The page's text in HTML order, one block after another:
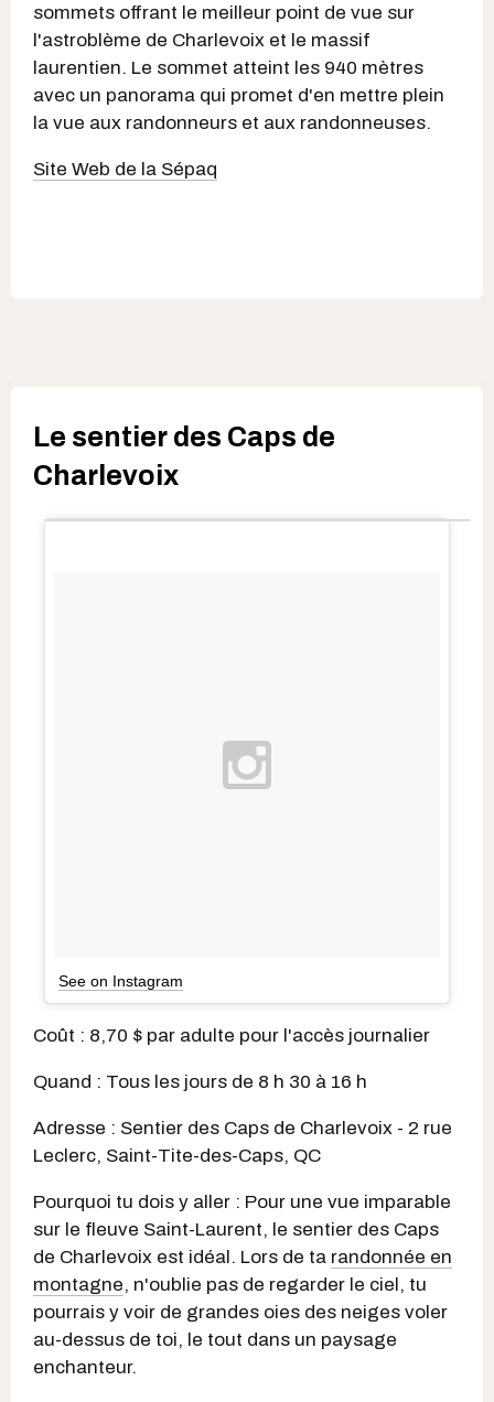
sommets offrant le meilleur point de vue sur
l'astroblème de Charlevoix et le massif
laurentien. Le sommet atteint les 940 mètres
avec un panorama qui promet d'en mettre plein
la vue aux randonneurs et aux randonneuses.
Site Web de la Sépaq
Le sentier des Caps de
Charlevoix
See on Instagram
Coût : 8,70 $ par adulte pour l'accès journalier
Quand : Tous les jours de 8 h 30 à 16 h
Adresse : Sentier des Caps de Charlevoix - 2 rue
Leclerc, Saint-Tite-des-Caps, QC
Pourquoi tu dois y aller : Pour une vue imparable
sur le fleuve Saint-Laurent, le sentier des Caps
de Charlevoix est idéal. Lors de ta randonnée en
montagne, n'oublie pas de regarder le ciel, tu
pourrais y voir de grandes oies des neiges voler
au-dessus de toi, le tout dans un paysage
enchanteur.